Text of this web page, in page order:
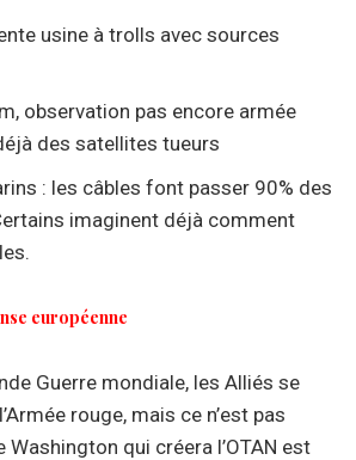
usine à trolls avec sources
observation pas encore armée
des satellites tueurs
: les câbles font passer 90% des
imaginent déjà comment
européenne
Guerre mondiale, les Alliés se
rouge, mais ce n’est pas
Washington qui créera l’OTAN est